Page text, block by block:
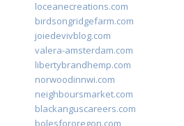
loceanecreations.com
birdsongridgefarm.com
joiedevivblog.com
valera-amsterdam.com
libertybrandhemp.com
norwoodinnwi.com
neighboursmarket.com
blackanguscareers.com
bolesfororegon.com